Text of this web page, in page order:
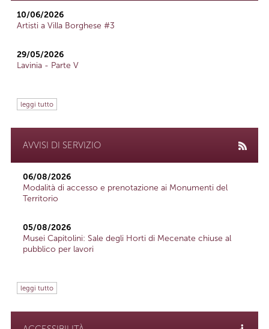
10/06/2026
Artisti a Villa Borghese #3
29/05/2026
Lavinia - Parte V
leggi tutto
AVVISI DI SERVIZIO
06/08/2026
Modalità di accesso e prenotazione ai Monumenti del
Territorio
05/08/2026
Musei Capitolini: Sale degli Horti di Mecenate chiuse al
pubblico per lavori
leggi tutto